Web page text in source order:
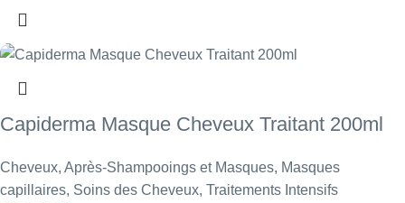
Capiderma Masque Cheveux Traitant 200ml
Cheveux, Après-Shampooings et Masques, Masques
capillaires, Soins des Cheveux, Traitements Intensifs